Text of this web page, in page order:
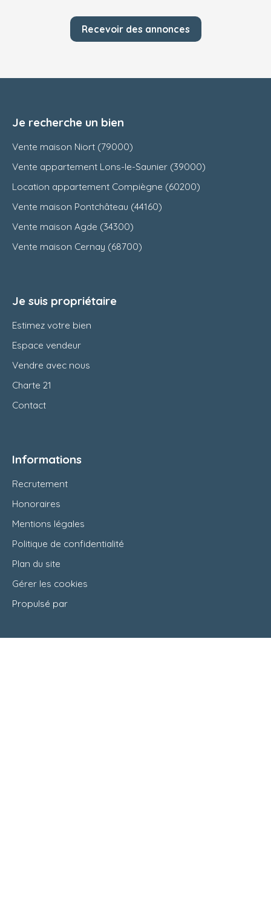
Recevoir des annonces
Je recherche un bien
Vente maison Niort (79000)
Vente appartement Lons-le-Saunier (39000)
Location appartement Compiègne (60200)
Vente maison Pontchâteau (44160)
Vente maison Agde (34300)
Vente maison Cernay (68700)
Je suis propriétaire
Estimez votre bien
Espace vendeur
Vendre avec nous
Charte 21
Contact
Informations
Recrutement
Honoraires
Mentions légales
Politique de confidentialité
Plan du site
Gérer les cookies
Propulsé par